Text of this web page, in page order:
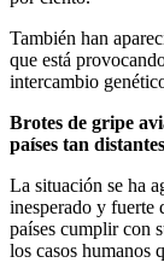
También han
que está
intercambio
Brotes de gripe
países tan
La situación se ha
inesperado y fuerte
países cumplir con
los casos humanos